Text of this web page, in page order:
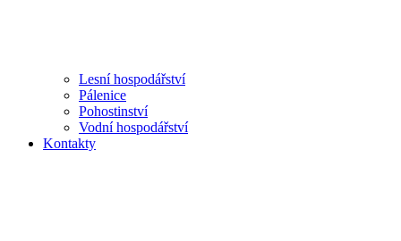
Lesní hospodářství
Pálenice
Pohostinství
Vodní hospodářství
Kontakty